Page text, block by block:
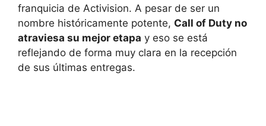
franquicia de Activision. A pesar de ser un
nombre históricamente potente, Call of Duty no
atraviesa su mejor etapa y eso se está
reflejando de forma muy clara en la recepción
de sus últimas entregas.